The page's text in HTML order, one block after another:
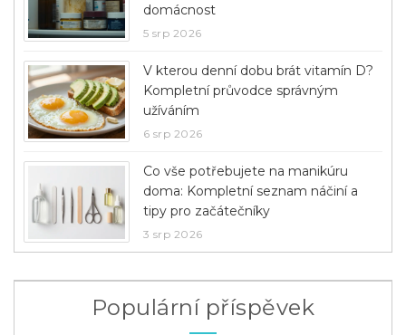
domácnost
5 srp 2026
V kterou denní dobu brát vitamín D?
Kompletní průvodce správným
užíváním
6 srp 2026
Co vše potřebujete na manikúru
doma: Kompletní seznam náčiní a
tipy pro začátečníky
3 srp 2026
Populární příspěvek